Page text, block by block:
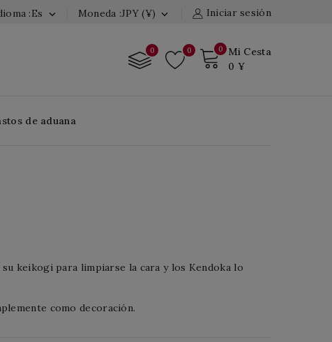
Iniciar sesión
Moneda :JPY (¥) 
:es 
0
Mi Cesta
0 ¥
0
0
de aduana
keikogi para limpiarse la cara y los Kendoka lo
como decoración.